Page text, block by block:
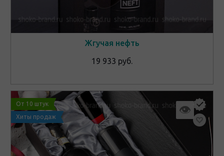
Жгучая нефть
19 933 руб.
От 10 штук
Хиты продаж
👁